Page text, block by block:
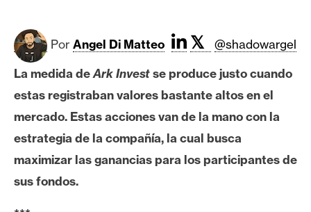
B
t
c
o
n
Por Angel Di Matteo 𝕏
@shadowargel
La medida deArk Investse produce justo cuando
estas registraban valores bastante altos en el
mercado. Estas acciones van de la mano con la
estrategia de la compañía, la cual busca
maximizar las ganancias para los participantes de
sus fondos.